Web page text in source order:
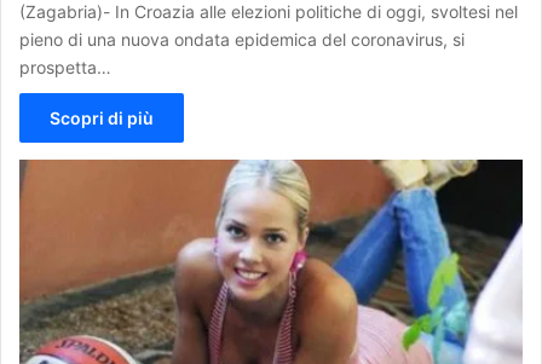
(Zagabria)- In Croazia alle elezioni politiche di oggi, svoltesi nel
pieno di una nuova ondata epidemica del coronavirus, si
prospetta…
Scopri di più